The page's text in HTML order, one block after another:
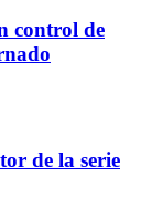
control de
de la serie